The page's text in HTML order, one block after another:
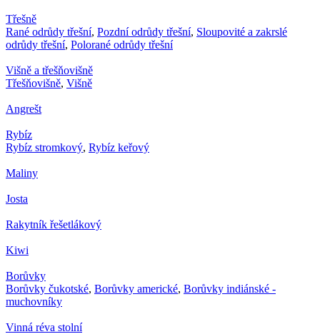
Třešně
Rané odrůdy třešní, Pozdní odrůdy třešní, Sloupovité a zakrslé
odrůdy třešní, Polorané odrůdy třešní
Višně a třešňovišně
Třešňovišně, Višně
Angrešt
Rybíz
Rybíz stromkový, Rybíz keřový
Maliny
Josta
Rakytník řešetlákový
Kiwi
Borůvky
Borůvky čukotské, Borůvky americké, Borůvky indiánské -
muchovníky
Vinná réva stolní